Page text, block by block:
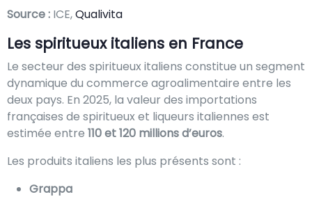
Source : ICE,Qualivita
Les spiritueux italiens en France
Le secteur des spiritueux italiens constitue un segment
dynamique du commerce agroalimentaire entre les
deux pays. En 2025, la valeur des importations
françaises de spiritueux et liqueurs italiennes est
estimée entre 110 et 120 millions d’euros.
Les produits italiens les plus présents sont :
Grappa